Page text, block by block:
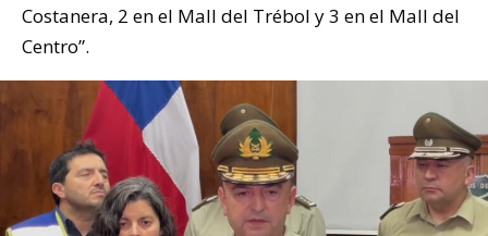
Costanera, 2 en el Mall del Trébol y 3 en el Mall del
Centro”.